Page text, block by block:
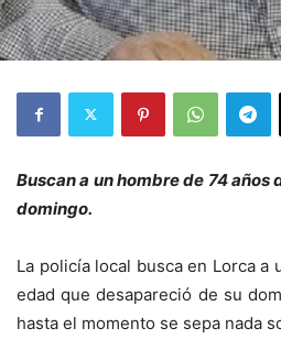
Buscan a un hombre de 74
domingo.
La policía local busca en Lorca a
edad que desapareció de su
hasta el momento se sepa nada